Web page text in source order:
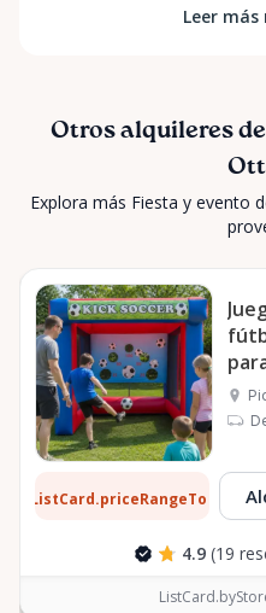
Leer más
Otros alquileres
Explora más Fiesta y evento
ListCard.priceRangeTo por día
4.9 (19